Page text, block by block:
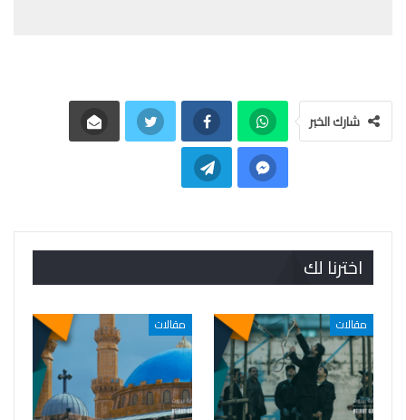
شارك الخبر
اخترنا لك
مقالات مقالات